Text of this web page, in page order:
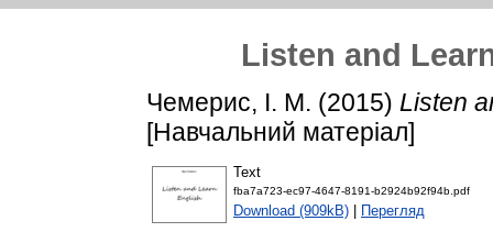
Listen and
Чемерис, І. М. (2015) Listen
[Навчальний матеріал]
Text
fba7a723-ec97-4647-8191-b2924b92f94b.pdf
Download (909kB) Перегляд